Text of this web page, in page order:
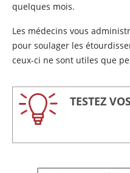
quelques mois.
Les médecins vous
pour soulager les
ceux-ci ne sont utiles que
TESTEZ